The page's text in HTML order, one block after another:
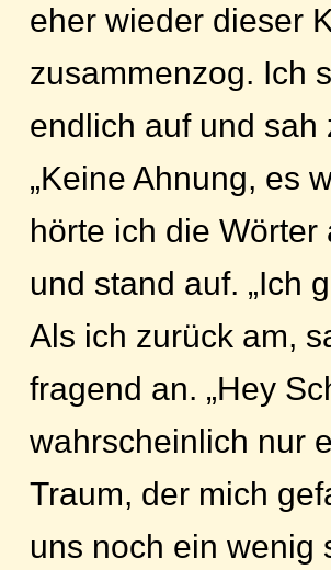
eher wieder dieser
zusammenzog. Ich
endlich auf und sah
„Keine Ahnung, es
hörte ich die
und stand auf. „Ich
Als ich zurück am,
fragend an. „Hey
wahrscheinlich nur
Traum, der mich
uns noch ein wenig